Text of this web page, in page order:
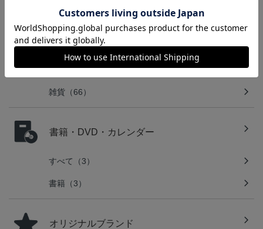
バラエティグッズ
すべて（88）
ぬいぐるみ（22）
雑貨（66）
書籍・DVD・カレンダー
すべて（3）
書籍（3）
オリジナルブランド